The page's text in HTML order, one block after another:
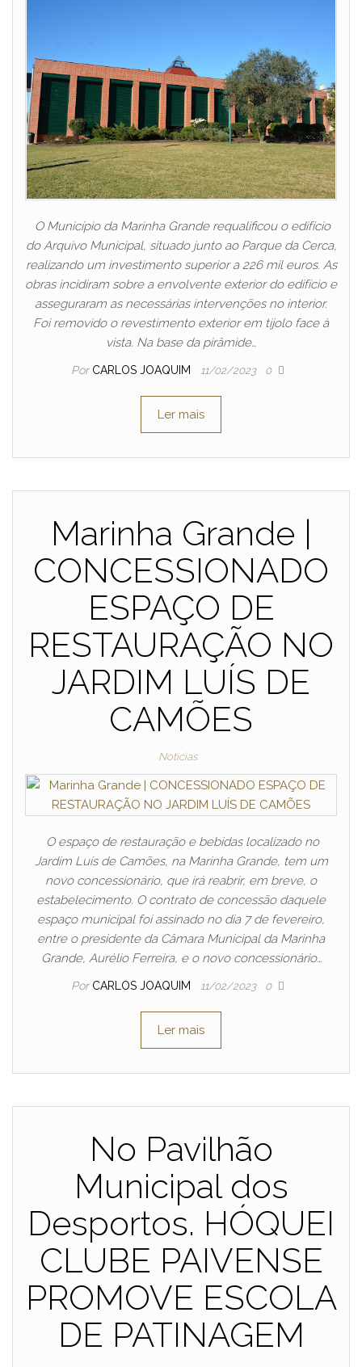
O Município da Marinha Grande requalificou o edifício
do Arquivo Municipal, situado junto ao Parque da Cerca,
realizando um investimento superior a 226 mil euros. As
obras incidiram sobre a envolvente exterior do edifício e
asseguraram as necessárias intervenções no interior.
Foi removido o revestimento exterior em tijolo face à
vista. Na base da pirâmide…
Por CARLOS JOAQUIM 11/02/2023 0
Ler mais
Marinha Grande |
CONCESSIONADO
ESPAÇO DE
RESTAURAÇÃO NO
JARDIM LUÍS DE
CAMÕES
Notícias
O espaço de restauração e bebidas localizado no
Jardim Luís de Camões, na Marinha Grande, tem um
novo concessionário, que irá reabrir, em breve, o
estabelecimento. O contrato de concessão daquele
espaço municipal foi assinado no dia 7 de fevereiro,
entre o presidente da Câmara Municipal da Marinha
Grande, Aurélio Ferreira, e o novo concessionário…
Por CARLOS JOAQUIM 11/02/2023 0
Ler mais
No Pavilhão
Municipal dos
Desportos. HÓQUEI
CLUBE PAIVENSE
PROMOVE ESCOLA
DE PATINAGEM